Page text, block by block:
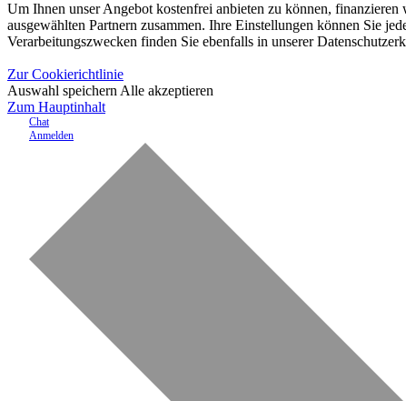
Um Ihnen unser Angebot kostenfrei anbieten zu können,
ausgewählten Partnern zusammen. Ihre Einstellungen können Sie
Verarbeitungszwecken finden Sie ebenfalls in unserer
Zur Cookierichtlinie
Auswahl speichern Alle akzeptieren
Zum Hauptinhalt
Chat
Anmelden